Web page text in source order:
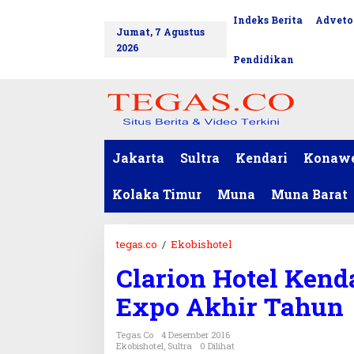
Jumat, 7 Agustus
2026
Indeks Berita
Pendidikan
Jakarta Sultra Kendari
Kolaka Timur Muna Muna Barat
tegas.co / Ekobishotel
a
r
i
Clarion Hotel
Expo Akhir Tahun
Tegas.co
4 Desember 2016
Ekobishotel, Sultra 0 Dilihat